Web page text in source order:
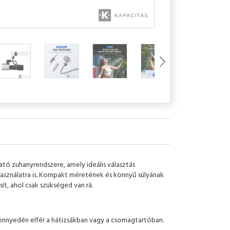
zuhanyrendszere, amely ideális választás
is. Kompakt méretének és könnyű súlyának
ahol csak szükséged van rá.
elfér a hátizsákban vagy a csomagtartóban.